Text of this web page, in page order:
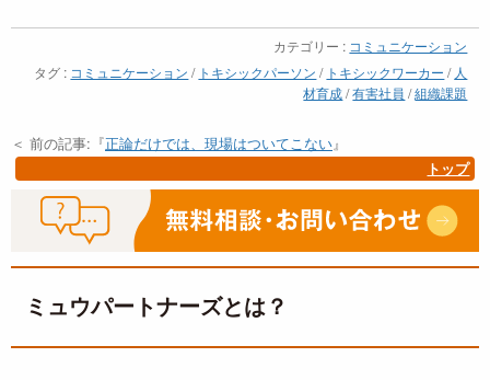
カテゴリー : コミュニケーション
タグ : コミュニケーション / トキシックパーソン / トキシックワーカー / 人
材育成/有害社員 /組織課題
＜ 前の記事:『正論だけでは、現場はついてこない』
トップ
ミュウパートナーズとは？